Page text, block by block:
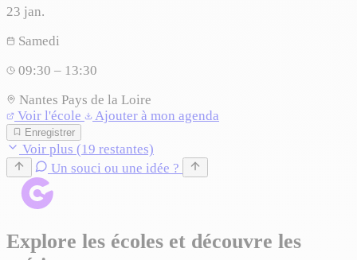
23 jan.
Samedi
09:30 – 13:30
Nantes Pays de la Loire
Voir l'école
Ajouter à mon agenda
Enregistrer
Voir plus (19 restantes)
Un souci ou une idée ?
Explore les écoles et découvre les